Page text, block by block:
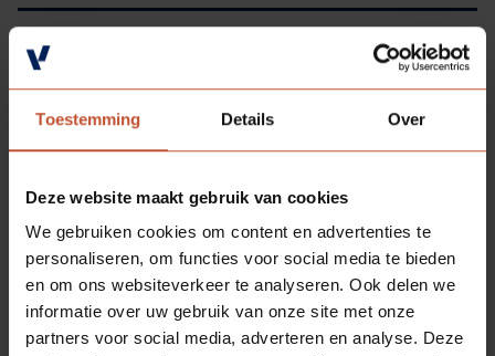
Toestemming Details Over
Deze website maakt gebruik van cookies
We gebruiken cookies om content en advertenties te
personaliseren, om functies voor social media te bieden
en om ons websiteverkeer te analyseren. Ook delen we
informatie over uw gebruik van onze site met onze
partners voor social media, adverteren en analyse. Deze
DOWNLOADS
Technische informatie
Bestektekst - stomp